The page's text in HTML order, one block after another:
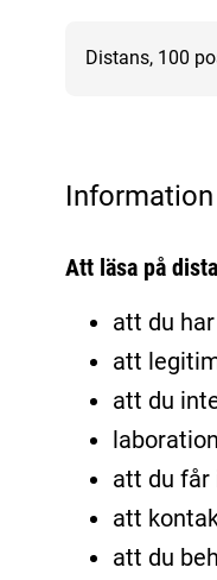
Distans, 100
Att läsa på
att du
att
att du
att du får
att
att du